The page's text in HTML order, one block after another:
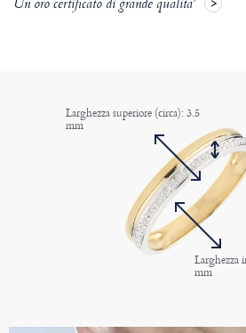
Un oro certificato di grande qualita'
Larghezza superiore (circa): 3.5
mm
Larghezza
mm